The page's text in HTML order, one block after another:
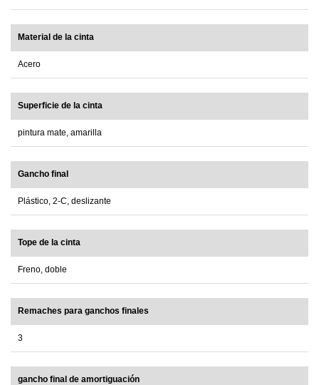
Material de la cinta
Acero
Superficie de la cinta
pintura mate, amarilla
Gancho final
Plástico, 2-C, deslizante
Tope de la cinta
Freno, doble
Remaches para ganchos finales
3
gancho final de amortiguación